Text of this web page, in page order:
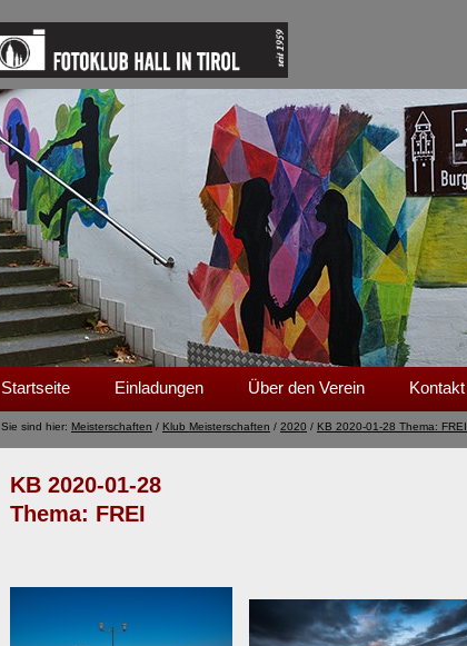
Startseite Einladungen Über den Verein Kontakt
KB 2020-01-28
Thema: FREI​
Sie sind hier: Meisterschaften / Klub Meisterschaften / 2020 / KB 2020-01-28 Thema: FREI​